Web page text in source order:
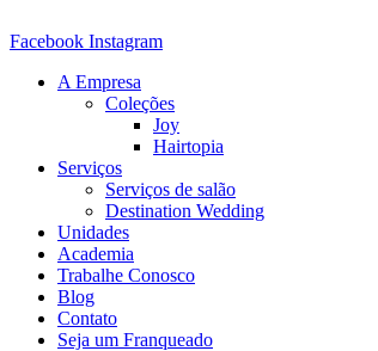
para
conteúdo
Facebook Instagram
A Empresa
Coleções
Joy
Hairtopia
Serviços
Serviços de salão
Destination Wedding
Unidades
Academia
Trabalhe Conosco
Blog
Contato
Seja um Franqueado